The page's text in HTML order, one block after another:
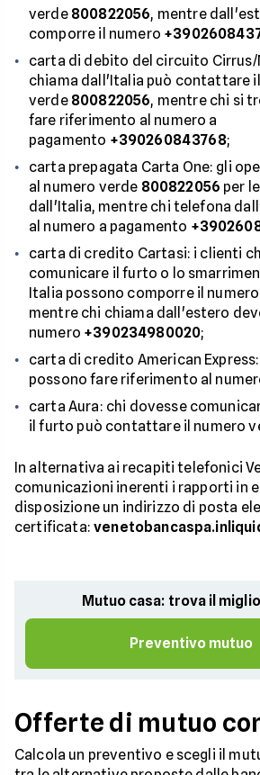
verde 800822056, mentre
comporre il numero
carta di debito del circuito
chiama dall'Italia può contattare
verde 800822056, mentre chi si
fare riferimento al numero a
pagamento +390260843768;
carta prepagata Carta One: gli
al numero verde 800822056 per
dall'Italia, mentre chi telefona
al numero a pagamento
carta di credito Cartasi: i clienti
comunicare il furto o lo
Italia possono comporre il
mentre chi chiama dall'estero
numero +390234980020;
carta di credito American
possono fare riferimento al
carta Aura: chi dovesse
il furto può contattare il numero
In alternativa ai recapiti telefonici
comunicazioni inerenti i rapporti in
disposizione un indirizzo di posta
certificata:
Mutuo casa: trova il
Preventivo mutuo
Offerte di mutuo
Calcola un preventivo e scegli il